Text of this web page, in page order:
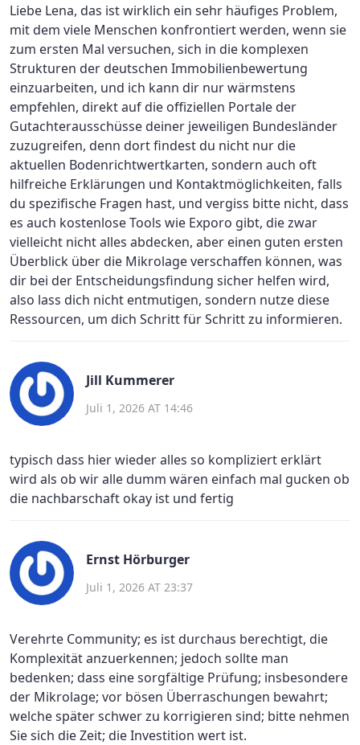
Liebe Lena, das ist wirklich ein sehr häufiges Problem,
mit dem viele Menschen konfrontiert werden, wenn sie
zum ersten Mal versuchen, sich in die komplexen
Strukturen der deutschen Immobilienbewertung
einzuarbeiten, und ich kann dir nur wärmstens
empfehlen, direkt auf die offiziellen Portale der
Gutachterausschüsse deiner jeweiligen Bundesländer
zuzugreifen, denn dort findest du nicht nur die
aktuellen Bodenrichtwertkarten, sondern auch oft
hilfreiche Erklärungen und Kontaktmöglichkeiten, falls
du spezifische Fragen hast, und vergiss bitte nicht, dass
es auch kostenlose Tools wie Exporo gibt, die zwar
vielleicht nicht alles abdecken, aber einen guten ersten
Überblick über die Mikrolage verschaffen können, was
dir bei der Entscheidungsfindung sicher helfen wird,
also lass dich nicht entmutigen, sondern nutze diese
Ressourcen, um dich Schritt für Schritt zu informieren.
Jill Kummerer
Juli 1, 2026 AT 14:46
typisch dass hier wieder alles so kompliziert erklärt
wird als ob wir alle dumm wären einfach mal gucken ob
die nachbarschaft okay ist und fertig
Ernst Hörburger
Juli 1, 2026 AT 23:37
Verehrte Community; es ist durchaus berechtigt, die
Komplexität anzuerkennen; jedoch sollte man
bedenken; dass eine sorgfältige Prüfung; insbesondere
der Mikrolage; vor bösen Überraschungen bewahrt;
welche später schwer zu korrigieren sind; bitte nehmen
Sie sich die Zeit; die Investition wert ist.